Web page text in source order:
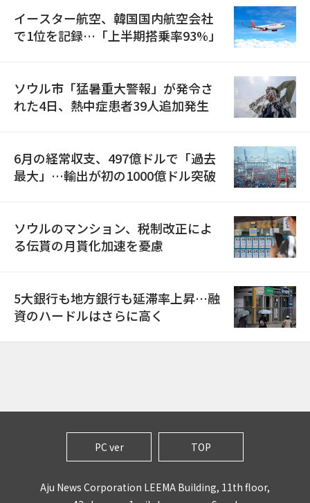
イースター航空、韓国国内航空会社
で1位を記録…「上半期搭乗率93%」
ソウル市「猛暑重大警報」が発令さ
れた4日、熱中症患者39人追加発生
6月の経常収支、497億ドルで「過去
最大」…輸出が初の1000億ドル突破
ソウルのマンション、税制改正によ
る伝貰の月貰化加速を憂慮
5大銀行も地方銀行も延滞率上昇…融
資のハードルはさらに高く
PC ver TOP
Aju News Corporation LEEMA Building, 11th floor,